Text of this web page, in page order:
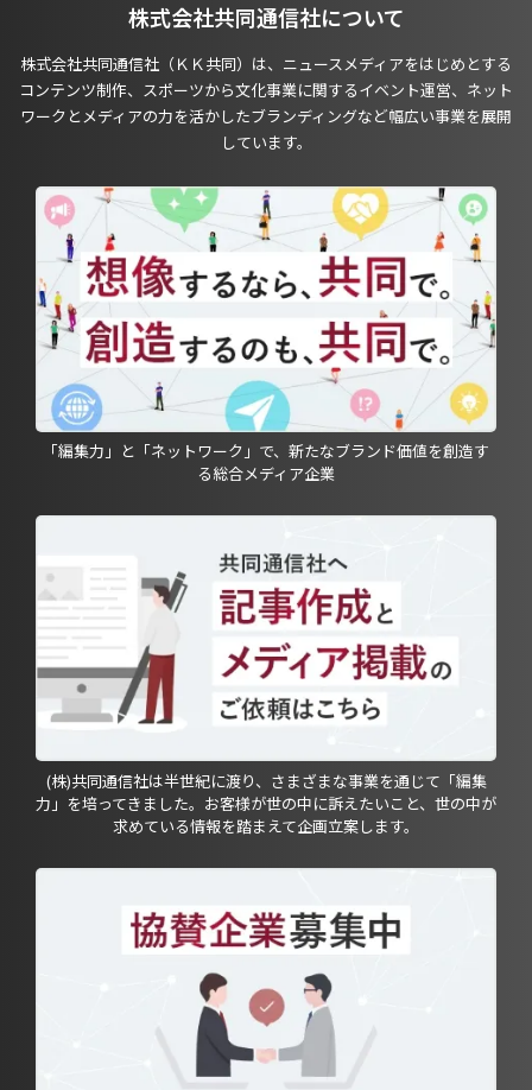
株式会社共同通信社について
株式会社共同通信社（ＫＫ共同）は、ニュースメディアをはじめとする
コンテンツ制作、スポーツから文化事業に関するイベント運営、ネット
ワークとメディアの力を活かしたブランディングなど幅広い事業を展開
しています。
「編集力」と「ネットワーク」で、新たなブランド価値を創造す
る総合メディア企業
(株)共同通信社は半世紀に渡り、さまざまな事業を通じて「編集
力」を培ってきました。お客様が世の中に訴えたいこと、世の中が
求めている情報を踏まえて企画立案します。